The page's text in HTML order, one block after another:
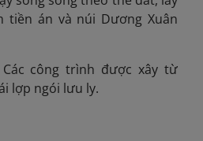
tiền án và núi Dương Xuân
công trình được xây từ
lợp ngói lưu ly.